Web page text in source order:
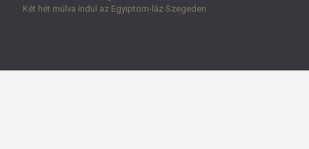
Két hét múlva indul az Egyiptom-láz Szegeden